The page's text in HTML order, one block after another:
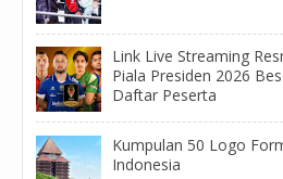
Link Live Streaming
Piala Presiden 2026
Daftar Peserta
Kumpulan 50 Logo
Indonesia